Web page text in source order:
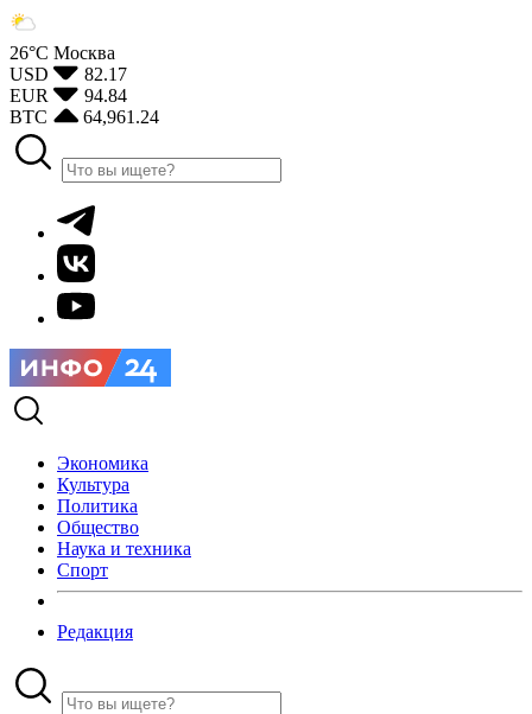
26°С Москва
USD
82.17
EUR
94.84
BTC
64,961.24
Экономика
Культура
Политика
Общество
Наука и техника
Спорт
Редакция